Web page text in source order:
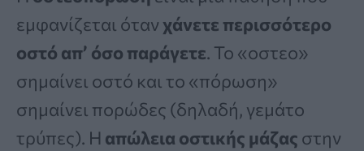
εμφανίζεται όταν χάνετε περισσότερο
οστό απ’ όσο παράγετε. Το «οστεο»
σημαίνει οστό και το «πόρωση»
σημαίνει πορώδες (δηλαδή, γεμάτο
τρύπες). Η απώλεια οστικής μάζας στην